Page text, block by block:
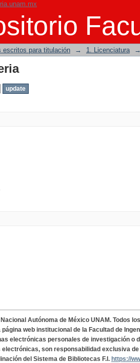
escritos para titulación → 1. Licenciatura
Autónoma de México UNAM. Todos
página web institucional de la Facultad de
electrónicas personales de investigación o
electrónicas, son responsabilidad exclusiva
del Sistema de Bibliotecas F.I. https://